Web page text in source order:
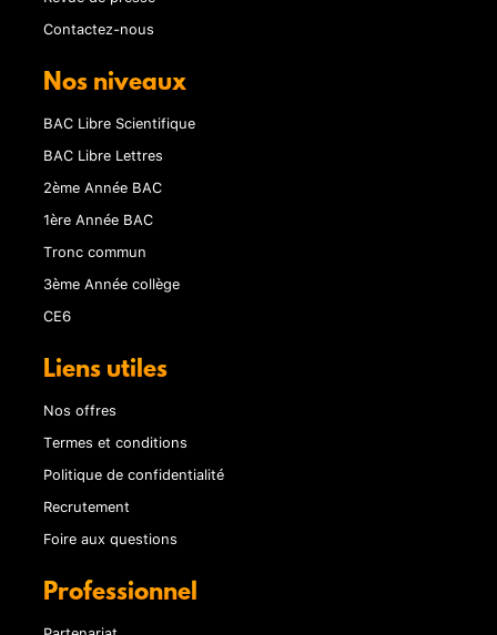
Contactez-nous
Nos niveaux
BAC Libre Scientifique
BAC Libre Lettres
2ème Année BAC
1ère Année BAC
Tronc commun
3ème Année collège
CE6
Liens utiles
Nos offres
Termes et conditions
Politique de confidentialité
Recrutement
Foire aux questions
Professionnel